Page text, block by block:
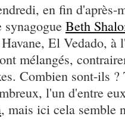
en fin d'après-
Beth
El Vedado, à
mélangés,
Combien sont-ils ?
l'un d'entre
, mais ici cela semble